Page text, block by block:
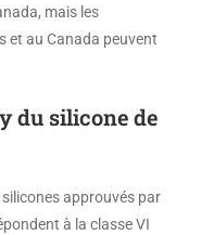
mais les
et au Canada peuvent
du silicone de
approuvés par
à la classe VI